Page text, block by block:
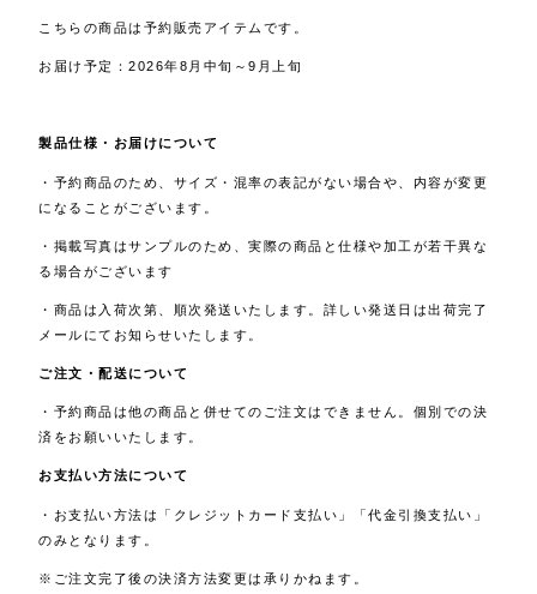
こちらの商品は予約販売アイテムです。
お届け予定：2026年8月中旬～9月上旬
製品仕様・お届けについて
・予約商品のため、サイズ・混率の表記がない場合や、内容が変更
になることがございます。
・掲載写真はサンプルのため、実際の商品と仕様や加工が若干異な
る場合がございます
・商品は入荷次第、順次発送いたします。詳しい発送日は出荷完了
メールにてお知らせいたします。
ご注文・配送について
・予約商品は他の商品と併せてのご注文はできません。個別での決
済をお願いいたします。
お支払い方法について
・お支払い方法は「クレジットカード支払い」「代金引換支払い」
のみとなります。
※ご注文完了後の決済方法変更は承りかねます。